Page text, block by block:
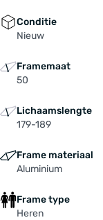
Conditie
Nieuw
Framemaat
50
Lichaamslengte
179-189
Frame materiaal
Aluminium
Frame type
Heren